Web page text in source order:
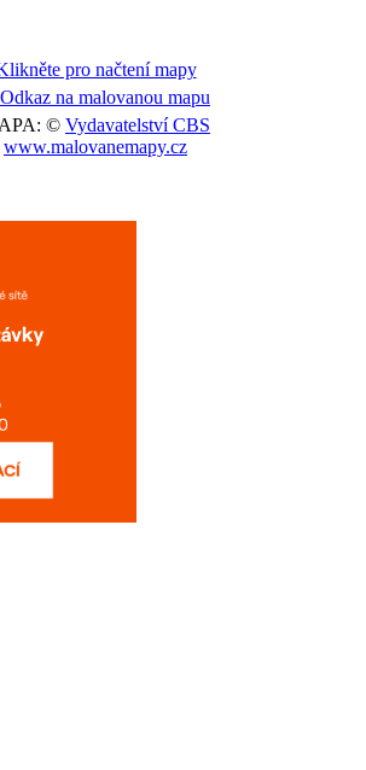
pro načtení mapy
© Vydavatelství CBS
www.malovanemapy.cz